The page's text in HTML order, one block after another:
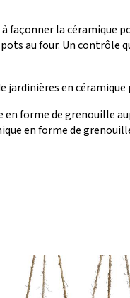
façonner la céramique
au four. Un
jardinières en
en forme de grenouille
en forme de